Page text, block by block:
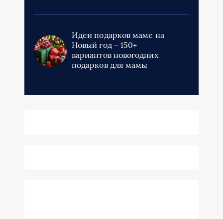
Идеи подарков маме на
Новый год – 150+
вариантов новогодних
подарков для мамы